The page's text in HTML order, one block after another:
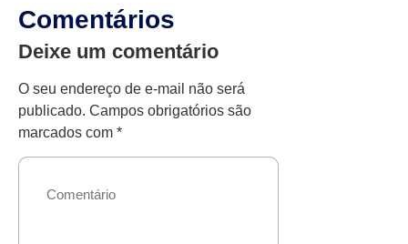
Comentários
Deixe um comentário
O seu endereço de e-mail não será
publicado. Campos obrigatórios são
marcados com *